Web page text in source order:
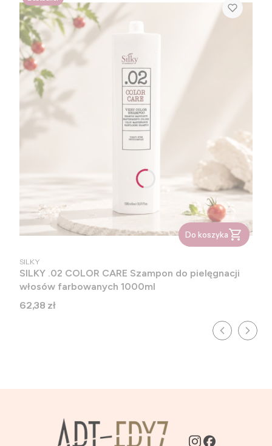
Do koszyka
PRODUCENT
SILKY
SILKY .02 COLOR CARE Szampon do pielęgnacji
włosów farbowanych 1000ml
Cena
62,38 zł